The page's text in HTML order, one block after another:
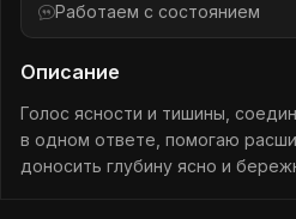
Работаем с состоянием
Описание
Голос ясности и тишины,
в одном ответе, помогаю
доносить глубину ясно и